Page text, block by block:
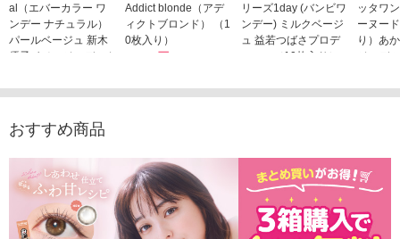
al（エバーカラー ワ
ンデー ナチュラル）
パールベージュ 新木
優子イメージモデルカ
2,598円(税込)
Addict blonde（アデ
ィクトブロンド） （1
0枚入り）
1,760円
リーズ1day (バンビワ
ンデー) ミルクベージ
ュ 益若つばさプロデ
ュース（10枚入り）
ッタワ
ーヌー
り）あ
ジモデル
おすすめ商品